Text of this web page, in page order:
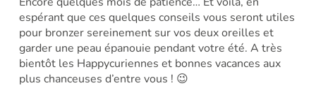
espérant que ces quelques conseils vous seront utiles
pour bronzer sereinement sur vos deux oreilles et
garder une peau épanouie pendant votre été. A très
bientôt les Happycuriennes et bonnes vacances aux
plus chanceuses d’entre vous ! 😉